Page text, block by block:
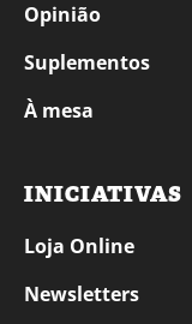
Opinião
Suplementos
À mesa
INICIATIVAS
Loja Online
Newsletters